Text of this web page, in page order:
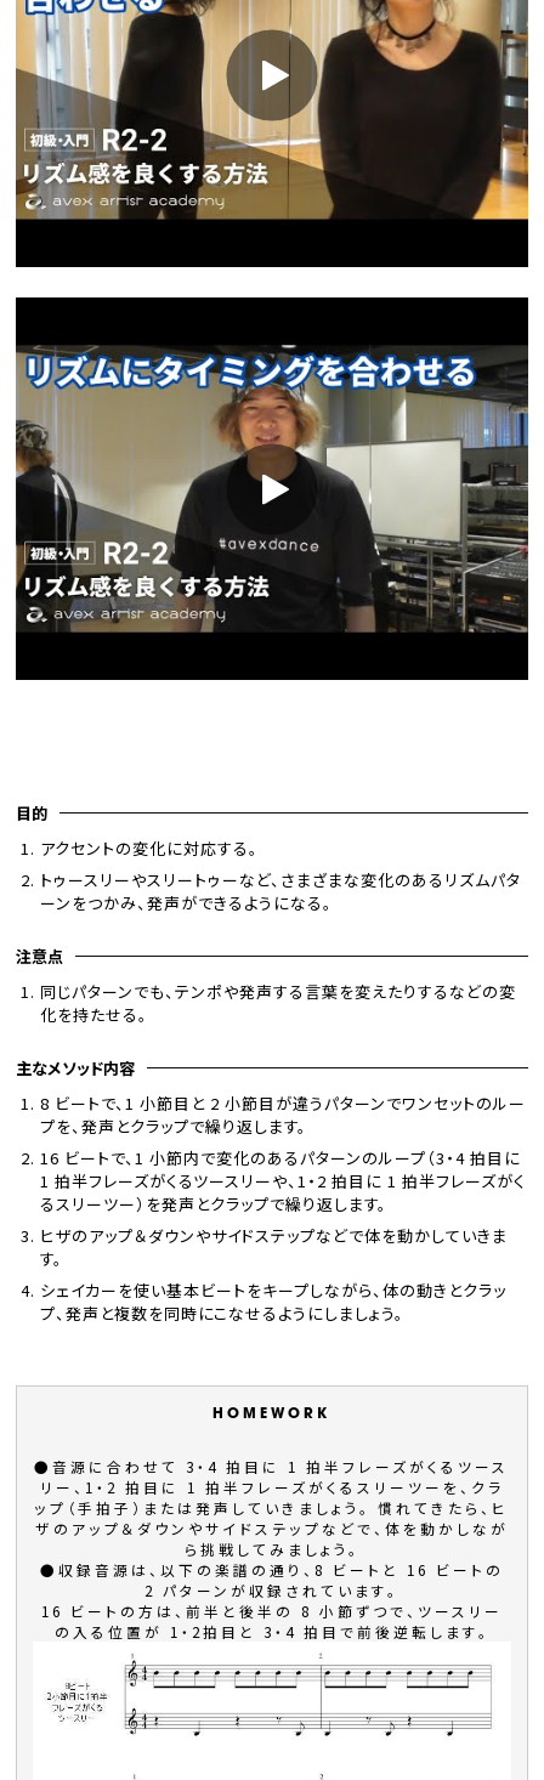
目的
アクセントの変化に対応する。
トゥースリーやスリートゥーなど、さまざまな変化のあるリズムパタ
ーンをつかみ、発声ができるようになる。
注意点
同じパターンでも、テンポや発声する言葉を変えたりするなどの変
化を持たせる。
主なメソッド内容
8 ビートで、1 小節目と 2 小節目が違うパターンでワンセットのルー
プを、発声とクラップで繰り返します。
16 ビートで、1 小節内で変化のあるパターンのループ（3・4 拍目に
1 拍半フレーズがくるツースリーや、1・2 拍目に 1 拍半フレーズがく
るスリーツー）を発声とクラップで繰り返します。
ヒザのアップ＆ダウンやサイドステップなどで体を動かしていきま
す。
シェイカーを使い基本ビートをキープしながら、体の動きとクラッ
プ、発声と複数を同時にこなせるようにしましょう。
●音源に合わせて 3・4 拍目に 1 拍半フレーズがくるツース
リー、1・2 拍目に 1 拍半フレーズがくるスリーツーを、クラ
ップ（手拍子）または発声していきましょう。 慣れてきたら、ヒ
ザのアップ＆ダウンやサイドステップなどで、体を動かしなが
ら挑戦してみましょう。
●収録音源は、以下の楽譜の通り、8 ビートと 16 ビートの
2 パターンが収録されています。
16 ビートの方は、前半と後半の 8 小節ずつで、ツースリー
の入る位置が 1・2拍目と 3・4 拍目で前後逆転します。